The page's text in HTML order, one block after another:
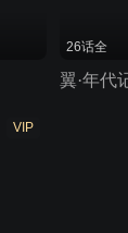
26话全
翼·年代
VIP